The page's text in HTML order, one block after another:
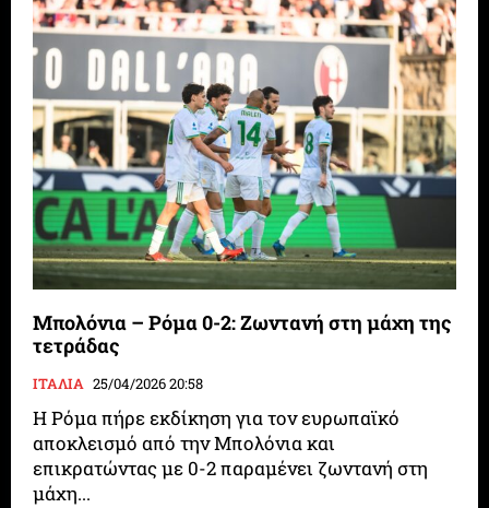
Μπολόνια – Ρόμα 0-2: Ζωντανή στη μάχη της
τετράδας
ΙΤΑΛΙΑ 25/04/2026 20:58
Η Ρόμα πήρε εκδίκηση για τον ευρωπαϊκό
αποκλεισμό από την Μπολόνια και
επικρατώντας με 0-2 παραμένει ζωντανή στη
μάχη...